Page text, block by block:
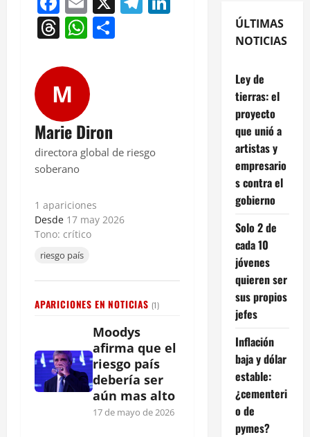
Threads
WhatsApp
M
Marie Diron
directora global de riesgo
soberano
1 apariciones
Desde 17 may 2026
Tono: crítico
riesgo país
APARICIONES EN NOTICIAS (1)
Moodys
afirma que el
riesgo país
debería ser
aún mas alto
17 de mayo de 2026
ÚLTIMAS
NOTICIAS
Ley de
tierras: el
proyecto
que unió a
artistas y
empresario
s contra el
gobierno
Solo 2 de
cada 10
jóvenes
quieren ser
sus propios
jefes
Inflación
baja y dólar
estable:
¿cementeri
o de
pymes?